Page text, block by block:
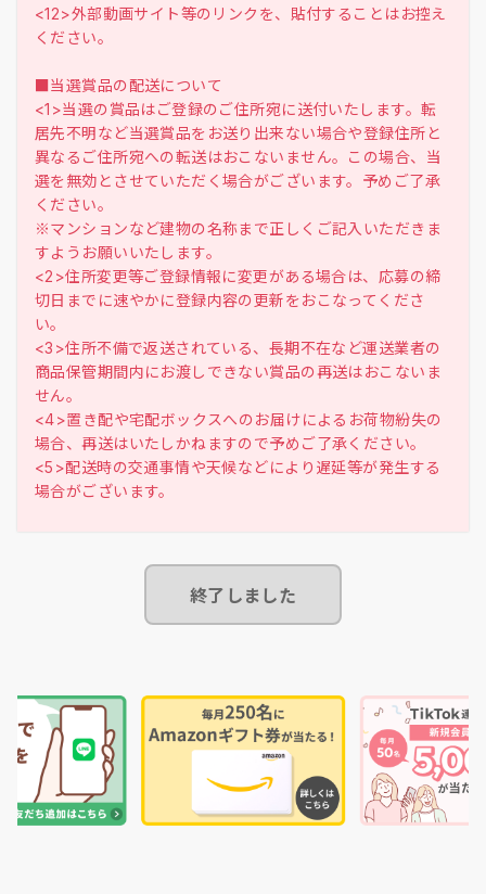
<12>外部動画サイト等のリンクを、貼付することはお控え
ください。
■当選賞品の配送について
<1>当選の賞品はご登録のご住所宛に送付いたします。転
居先不明など当選賞品をお送り出来ない場合や登録住所と
異なるご住所宛への転送はおこないません。この場合、当
選を無効とさせていただく場合がございます。予めご了承
ください。
※マンションなど建物の名称まで正しくご記入いただきま
すようお願いいたします。
<2>住所変更等ご登録情報に変更がある場合は、応募の締
切日までに速やかに登録内容の更新をおこなってくださ
い。
<3>住所不備で返送されている、長期不在など運送業者の
商品保管期間内にお渡しできない賞品の再送はおこないま
せん。
<4>置き配や宅配ボックスへのお届けによるお荷物紛失の
場合、再送はいたしかねますので予めご了承ください。
<5>配送時の交通事情や天候などにより遅延等が発生する
終了しました